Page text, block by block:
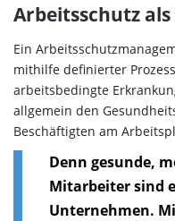
Arbeitsschutz
Ein
mithilfe definierter
arbeitsbedingte
allgemein den
Beschäftigten am
Denn gesunde,
Mitarbeiter sind
Unternehmen.